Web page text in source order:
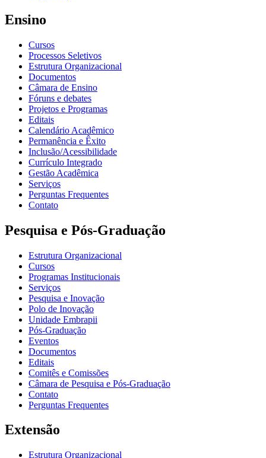
Ensino
Cursos
Processos Seletivos
Estrutura Organizacional
Documentos
Câmara de Ensino
Fóruns e debates
Projetos e Programas
Editais
Calendário Acadêmico
Permanência e Êxito
Inclusão/Acessibilidade
Currículo Integrado
Gestão Acadêmica
Serviços
Perguntas Frequentes
Contato
Pesquisa e Pós-Graduação
Estrutura Organizacional
Cursos
Programas Institucionais
Serviços
Pesquisa e Inovação
Polo de Inovação
Unidade Embrapii
Pós-Graduação
Eventos
Documentos
Editais
Comitês e Comissões
Câmara de Pesquisa e Pós-Graduação
Contato
Perguntas Frequentes
Extensão
Estrutura Organizacional